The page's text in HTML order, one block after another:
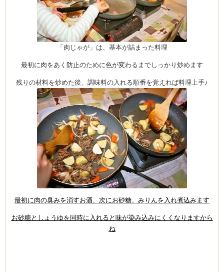
「肉じゃが」は、基本が詰まった料理
最初に肉をあく防止のために色が変わるまでしっかり炒めます
残りの材料を炒めた後、調味料の入れる順番を覚えれば料理上手♪
最初に肉の臭みを消すお酒、次にお砂糖、みりんを入れ煮込みます
お砂糖としょうゆを同時に入れると味が染み込みにくくなりますから
ね